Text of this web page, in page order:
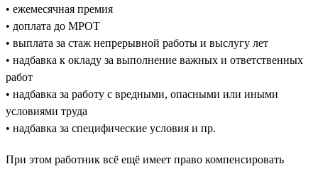
• ежемесячная премия
• доплата до МРОТ
• выплата за стаж непрерывной работы и выслугу лет
• надбавка к окладу за выполнение важных и ответственных
работ
• надбавка за работу с вредными, опасными или иными
условиями труда
• надбавка за специфические условия и пр.
При этом работник всё ещё имеет право компенсировать